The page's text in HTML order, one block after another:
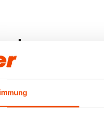
-
1
aus Edelstahl, in
aus Edelstahl, doppelwandig
56x Wärmepellets 1/2 oder